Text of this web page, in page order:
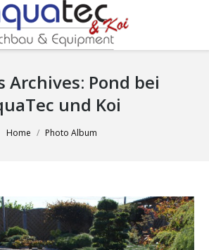
Archives: Pond bei
und Koi
Home Photo Album